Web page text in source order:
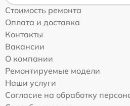
Стоимость ремонта
Оплата и доставка
Контакты
Вакансии
О компании
Ремонтируемые модели
Наши услуги
Согласие на обработку